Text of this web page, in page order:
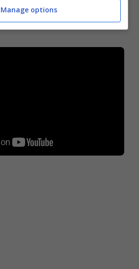
all’angolo il sud della
Manage options